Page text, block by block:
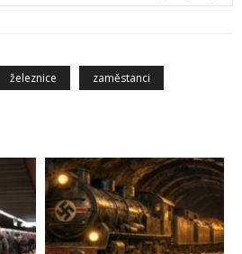
železnice zaměstanci